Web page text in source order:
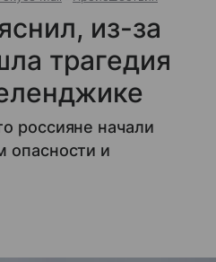
из-за
трагедия
россияне начали
опасности и